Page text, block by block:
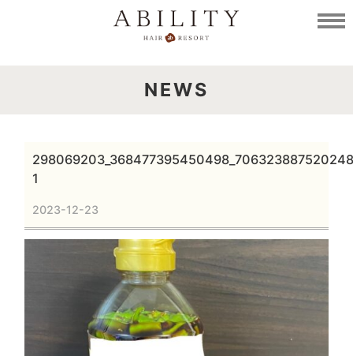
NEWS
1
2023-12-23